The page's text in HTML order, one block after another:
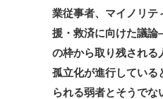
業従事者、マイノリテ
援・救済に向けた議
の枠から取り残される
孤立化が進行している
られる弱者とそうで